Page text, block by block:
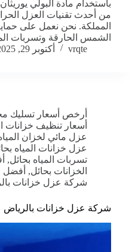
باستخدام مادة البولي
من أحدث تقنيات العزل
المملكة. نحن نعمل على
الشمس الحارقة وتسربات
vrqte
أكتوبر 29, 2025
أرخص أسعار تسليك
أسعار تنظيف خزانات
عزل مائي لخزان
عزل خزانات المياه
تسربات المياه بحائل,
الخزانات بحائل, أفضل
شركة عزل خزانات
شركة عزل خزانات بالرياض